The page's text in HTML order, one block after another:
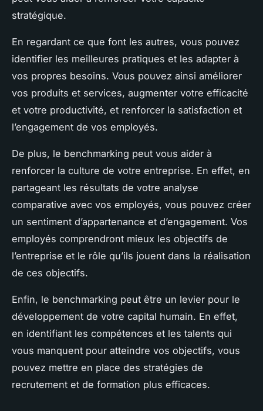
stratégique.
En regardant ce que font les autres, vous pouvez
identifier les meilleures pratiques et les adapter à
vos propres besoins. Vous pouvez ainsi améliorer
vos produits et services, augmenter votre efficacité
et votre productivité, et renforcer la satisfaction et
l’engagement de vos employés.
De plus, le benchmarking peut vous aider à
renforcer la culture de votre entreprise. En effet, en
partageant les résultats de votre analyse
comparative avec vos employés, vous pouvez créer
un sentiment d’appartenance et d’engagement. Vos
employés comprendront mieux les objectifs de
l’entreprise et le rôle qu’ils jouent dans la réalisation
de ces objectifs.
Enfin, le benchmarking peut être un levier pour le
développement de votre capital humain. En effet,
en identifiant les compétences et les talents qui
vous manquent pour atteindre vos objectifs, vous
pouvez mettre en place des stratégies de
recrutement et de formation plus efficaces.